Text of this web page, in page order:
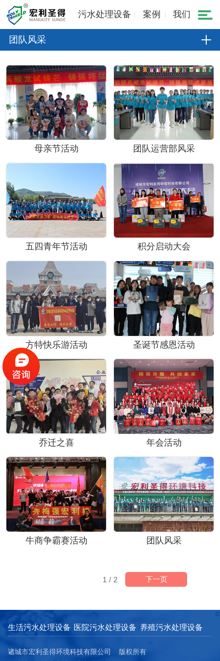
污水处理设备 案例 我们
团队风采
母亲节活动 团队运营部风采
五四青年节活动 积分启动大会
方特快乐游活动 圣诞节感恩活动
乔迁之喜 年会活动
牛商争霸赛活动 团队风采
1 / 2 下一页
生活污水处理设备 医院污水处理设备 养殖污水处理设备
诸城市宏利圣得环境科技有限公司 版权所有